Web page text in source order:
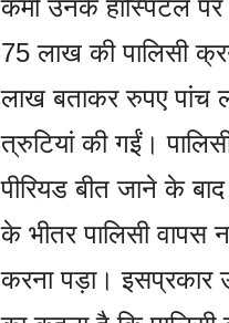
कर्मी उनके हॉस्पिटल पर
75 लाख की पालिसी
लाख बताकर रुपए पांच
त्रुटियां की गईं।
पीरियड बीत जाने के
के भीतर पालिसी वापस
करना पड़ा। इसप्रकार